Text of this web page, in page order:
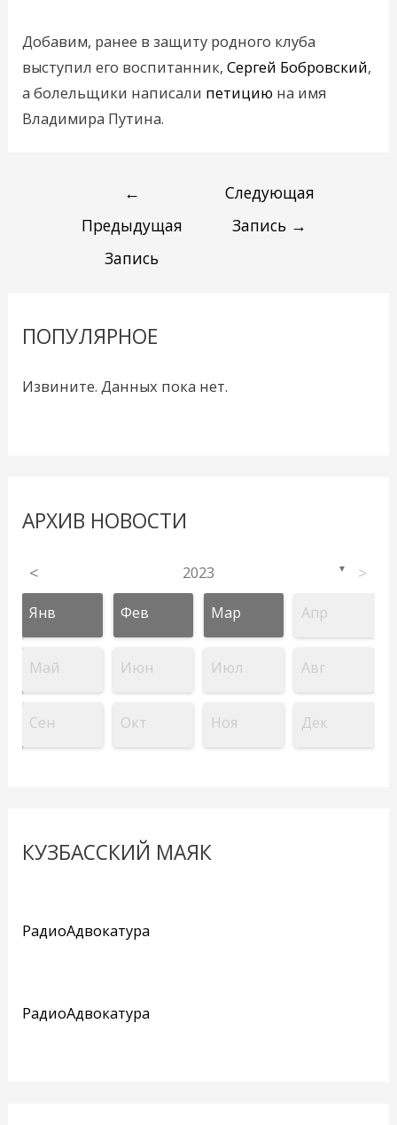
Добавим, ранее в защиту родного клуба
выступил его воспитанник,Сергей Бобровский,
а болельщики написали петицию на имя
Владимира Путина.
←
Предыдущая
Запись
Следующая
Запись →
ПОПУЛЯРНОЕ
Извините. Данных пока нет.
АРХИВ НОВОСТИ
< 2023 ▼ >
Янв Фев Мар Апр
Май Июн Июл Авг
Сен Окт Ноя Дек
КУЗБАССКИЙ МАЯК
РадиоАдвокатура
РадиоАдвокатура